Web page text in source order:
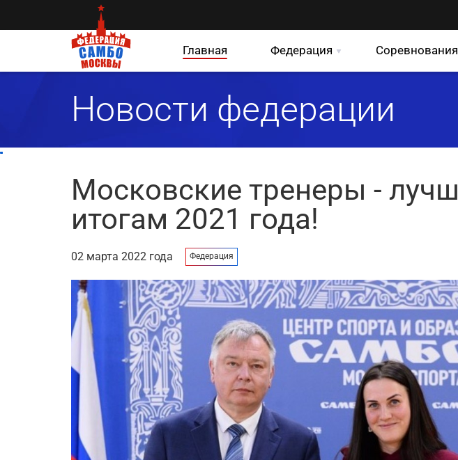
Главная Федерация Соревнования
Новости федерации
Московские тренеры -
итогам 2021 года!
02 марта 2022 года Федерация